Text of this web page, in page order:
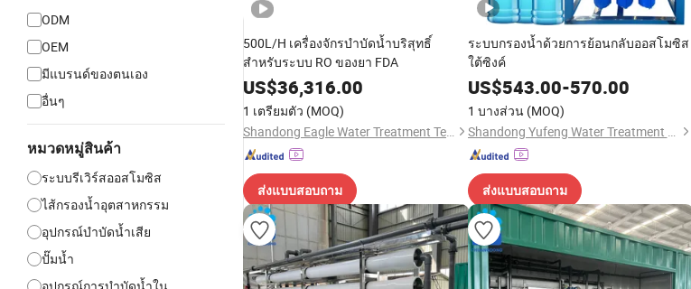
ODM
OEM
มีแบรนด์ของตนเอง
อื่นๆ
หมวดหมู่สินค้า
ระบบรีเวิร์สออสโมซิส
ไส้กรองน้ำอุตสาหกรรม
อุปกรณ์บำบัดน้ำเสีย
ปั๊มน้ำ
500L/H เครื่องจักรบำบัดน้ำบริสุทธิ์
สำหรับระบบ RO ของยา FDA
US$36,316.00
1 เตรียมตัว (MOQ)
Shandong Eagle Water Treatment Technology Co.,Ltd
ส่งแบบสอบถาม
ระบบกรองน้ำด้วยการย้อนกลับออสโมซิส
ใต้ซิงค์
US$543.00-570.00
1 บางส่วน (MOQ)
Shandong Yufeng Water Treatment Equipment Co., Ltd.
ส่งแบบสอบถาม